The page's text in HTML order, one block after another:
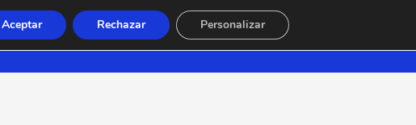
Aceptar Rechazar Personalizar